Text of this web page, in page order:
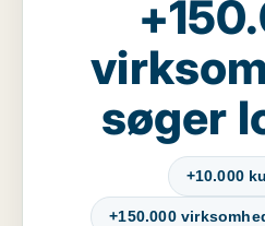
søger
+10.000
+150.000